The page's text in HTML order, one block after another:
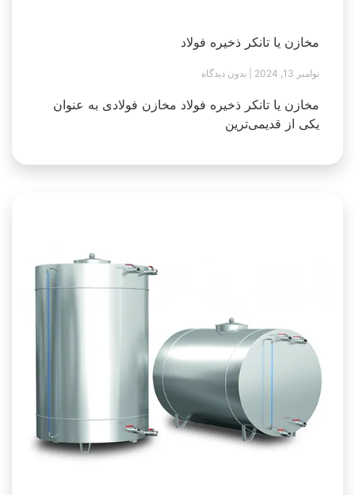
مخازن یا تانکر ذخیره فولاد
نوامبر 13, 2024 بدون دیدگاه
مخازن یا تانکر ذخیره فولاد مخازن فولادی به عنوان
یکی از قدیمی‌ترین